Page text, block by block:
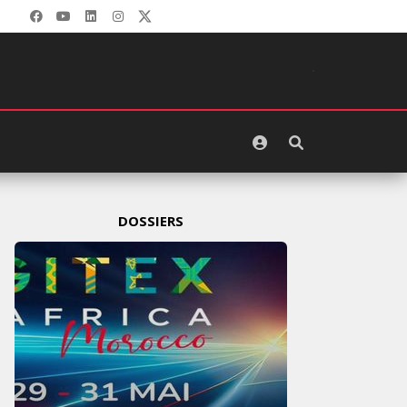
DOSSIERS
GITEX AFRICA : LES NOUVELLES